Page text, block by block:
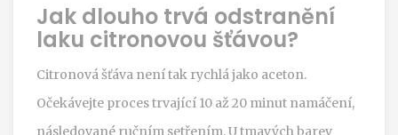
Jak dlouho trvá odstranění
laku citronovou šťávou?
Citronová šťáva není tak rychlá jako aceton.
Očekávejte proces trvající 10 až 20 minut namáčení,
následované ručním setřením. U tmavých barev